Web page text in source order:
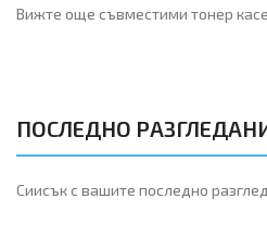
Вижте още съвместими тонер
ПОСЛЕДНО
Сиисък с вашите последно